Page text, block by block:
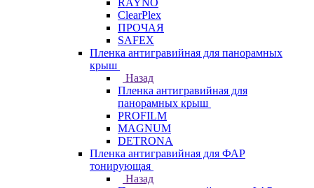
RAYNO
ClearPlex
ПРОЧАЯ
SAFEX
Пленка антигравийная для панорамных
крыш
Назад
Пленка антигравийная для
панорамных крыш
PROFILM
MAGNUM
DETRONA
Пленка антигравийная для ФАР
тонирующая
Назад